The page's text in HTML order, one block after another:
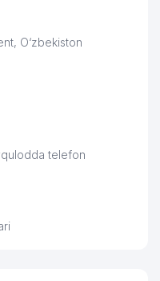
MChJ
O‘zbekiston
telefon